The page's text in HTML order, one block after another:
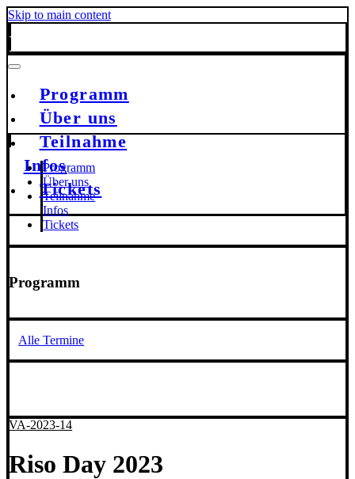
Skip to main content
Programm
Über uns
Teilnahme
Infos
Tickets
Programm
Über uns
Teilnahme
Infos
Tickets
Programm
Alle Termine
VA-2023-14
Riso Day 2023